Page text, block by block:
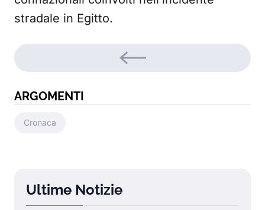
stradale in Egitto.
ARGOMENTI
Cronaca
Ultime Notizie